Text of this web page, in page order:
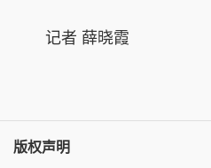
记者 薛晓霞
版权声明